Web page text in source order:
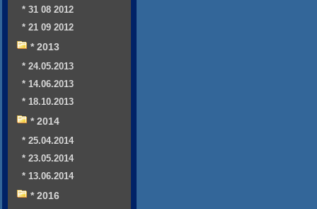
* 31 08 2012
* 21 09 2012
* 2013
* 24.05.2013
* 14.06.2013
* 18.10.2013
* 2014
* 25.04.2014
* 23.05.2014
* 13.06.2014
* 2016